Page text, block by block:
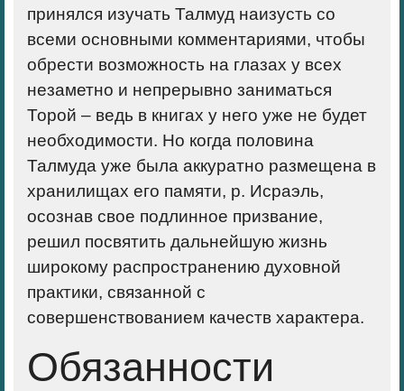
принялся изучать Талмуд наизусть со
всеми основными комментариями, чтобы
обрести возможность на глазах у всех
незаметно и непрерывно заниматься
Торой – ведь в книгах у него уже не будет
необходимости. Но когда половина
Талмуда уже была аккуратно размещена в
хранилищах его памяти, р. Исраэль,
осознав свое подлинное призвание,
решил посвятить дальнейшую жизнь
широкому распространению духовной
практики, связанной с
совершенствованием качеств характера.
Обязанности